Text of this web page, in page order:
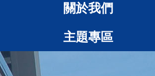
關於我們
主題專區